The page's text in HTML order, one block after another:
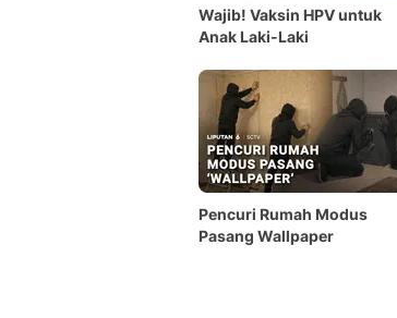
Wajib! Vaksin HPV untuk
Anak Laki-Laki
Pencuri Rumah Modus
Pasang Wallpaper